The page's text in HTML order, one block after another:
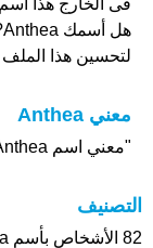
فى الخارج هذا
هل أسمك Anthea? من فضلك اجب على
لتحسين هذا
معني Anthea
"معني اسم Anthea هو : "زهرة، زهر
التصنيف
82 الأشخاص بأسم Anthea صوت على اسمائهم . من فضلك